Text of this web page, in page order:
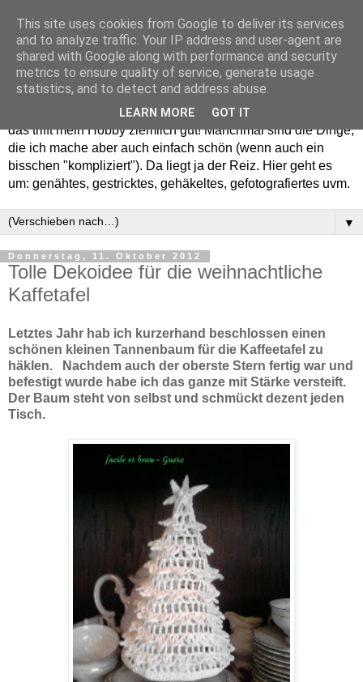
Willkommen in meinem "Wohnzimmer". Einfach und schön -
das trifft mein Hobby ziemlich gut! Manchmal sind die Dinge,
die ich mache aber auch einfach schön (wenn auch ein
bisschen "kompliziert"). Da liegt ja der Reiz. Hier geht es
um: genähtes, gestricktes, gehäkeltes, gefotografiertes uvm.
▼
Donnerstag, 11. Oktober 2012
Tolle Dekoidee für die weihnachtliche
Kaffetafel
Letztes Jahr hab ich kurzerhand beschlossen einen
schönen kleinen Tannenbaum für die Kaffeetafel zu
häklen. Nachdem auch der oberste Stern fertig war und
befestigt wurde habe ich das ganze mit Stärke versteift.
Der Baum steht von selbst und schmückt dezent jeden
Tisch.
This site uses cookies from Google to deliver its services
and to analyze traffic. Your IP address and user-agent are
shared with Google along with performance and security
metrics to ensure quality of service, generate usage
statistics, and to detect and address abuse.
LEARN MORE GOT IT